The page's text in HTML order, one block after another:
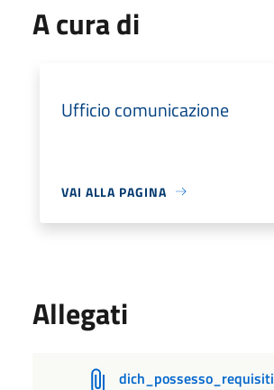
A cura di
Ufficio comunicazione
VAI ALLA PAGINA
Allegati
dich_possesso_requisiti